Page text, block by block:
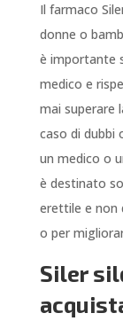
Il farmaco
donne o
è importante
medico e
mai superare
caso di dubbi
un medico o
è destinato
erettile e non
o per
Siler